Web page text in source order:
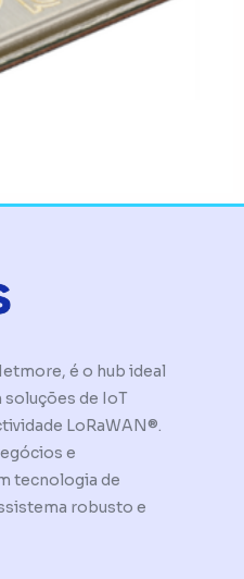
é o hub ideal
soluções de IoT
LoRaWAN®.
e
tecnologia de
robusto e